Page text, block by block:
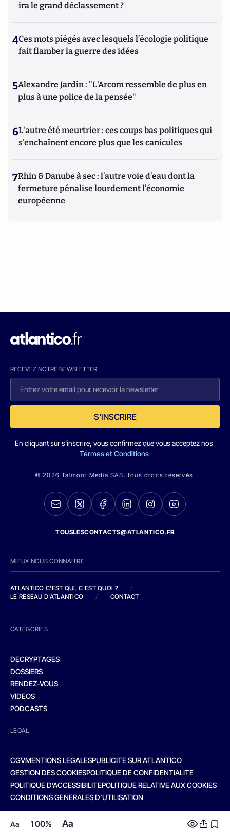
Aa 100% Aa
ira le grand déclassement ?
4Ces mots piégés avec lesquels l’écologie politique
fait flamber la guerre des idées
5Alexandre Jardin : "L'Arcom ressemble de plus en
plus à une police de la pensée"
6L'autre été meurtrier : ces coups bas politiques qui
s'enchaînent encore plus que les canicules
7Rhin & Danube à sec : l’autre voie d’eau dont la
fermeture pénalise lourdement l’économie
européenne
RECEVEZ NOTRE NEWSLETTER
S'INSCRIRE
En cliquant sur s'inscrire, vous confirmez que vous acceptez nos
Termes et Conditions
© 2026 Talmont Media SAS. tous droits réservés.
TOUSLESCONTACTS@ATLANTICO.FR
MIEUX NOUS CONNAITRE
ATLANTICO C'EST QUI, C'EST QUOI ?
/
LE RESEAU D'ATLANTICO
/ CONTACT
CATEGORIES
DECRYPTAGES
DOSSIERS
RENDEZ-VOUS
VIDEOS
PODCASTS
LEGAL
CGVMENTIONS LEGALESPUBLICITE SUR ATLANTICO
GESTION DES COOKIESPOLITIQUE DE CONFIDENTIALITE
POLITIQUE D’ACCESSIBILITEPOLITIQUE RELATIVE AUX COOKIES
CONDITIONS GENERALES D’UTILISATION